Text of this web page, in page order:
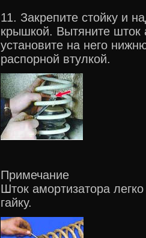
11. Закрепите стойку и
крышкой. Вытяните шток
установите на него
распорной втулкой.
Примечание
Шток амортизатора
гайку.